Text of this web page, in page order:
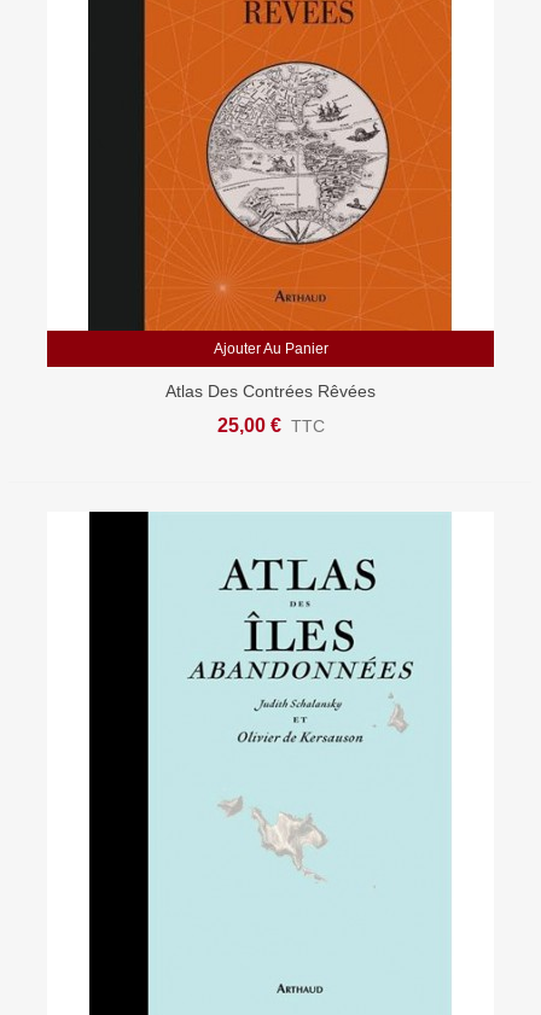
Ajouter Au Panier
Atlas Des Contrées Rêvées
25,00 € TTC